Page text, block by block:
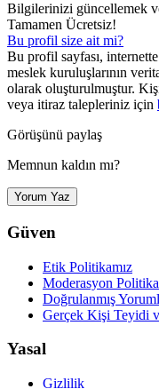
Bilgilerinizi güncellemek
Tamamen Ücretsiz!
Bu profil size ait mi?
Bu profil sayfası,
meslek kuruluşlarının
olarak oluşturulmuştur.
veya itiraz talepleriniz için
Görüşünü paylaş
Memnun kaldın mı?
Yorum Yaz
Güven
Etik Politikamız
Moderasyon
Doğrulanmış
Gerçek Kişi Teyidi
Yasal
Gizlilik